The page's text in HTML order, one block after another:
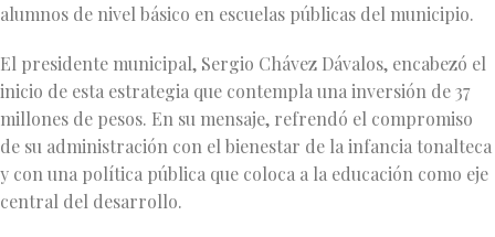
alumnos de nivel básico en escuelas públicas del municipio.
El presidente municipal, Sergio Chávez Dávalos, encabezó el
inicio de esta estrategia que contempla una inversión de 37
millones de pesos. En su mensaje, refrendó el compromiso
de su administración con el bienestar de la infancia tonalteca
y con una política pública que coloca a la educación como eje
central del desarrollo.